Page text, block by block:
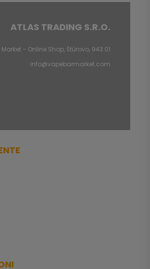
ATLAS TRADING S.R.O.
- Online Shop, Štúrovo, 943 01
info@vapebarmarket.com